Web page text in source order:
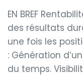
EN BREF
des résultats
une fois les
: Génération
du temps.